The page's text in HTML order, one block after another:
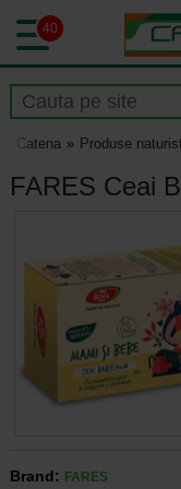
40
Catena Produse
FARES Ceai
Brand:
FARES